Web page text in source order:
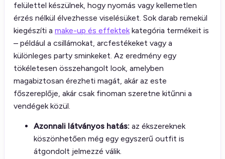
felülettel készülnek, hogy nyomás vagy kellemetlen
érzés nélkül élvezhesse viselésüket. Sok darab remekül
kiegészíti a make-up és effektek kategória termékeit is
– például a csillámokat, arcfestékeket vagy a
különleges party sminkeket. Az eredmény egy
tökéletesen összehangolt look, amelyben
magabiztosan érezheti magát, akár az este
főszereplője, akár csak finoman szeretne kitűnni a
vendégek közül.
Azonnali látványos hatás: az ékszereknek
köszönhetően még egy egyszerű outfit is
átgondolt jelmezzé válik.